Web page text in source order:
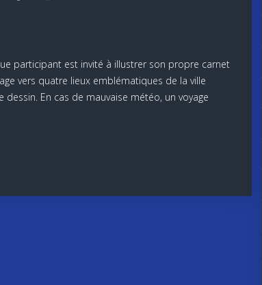
participant est invité à illustrer son propre carnet
vers quatre lieux emblématiques de la ville
En cas de mauvaise météo, un voyage